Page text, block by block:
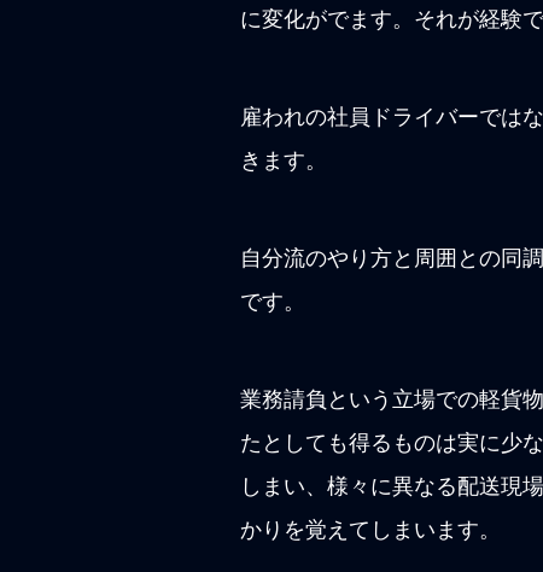
に変化がでます。それが経験で
雇われの社員ドライバーでは
きます。
自分流のやり方と周囲との同
です。
業務請負という立場での軽貨
たとしても得るものは実に少
しまい、様々に異なる配送現
かりを覚えてしまいます。